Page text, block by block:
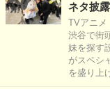
ネタ披露
TVアニメ
渋谷で街
妹を探す
がスペシ
を盛り上